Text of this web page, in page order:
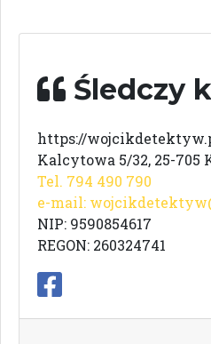
Śledczy
https://
Kalcytowa 5/32, 25-705
Tel. 794 490 790
e-mail:
NIP: 9590854617
REGON: 260324741